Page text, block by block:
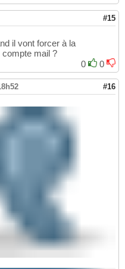
#15
il vont forcer à la
compte mail ?
0
0
#16